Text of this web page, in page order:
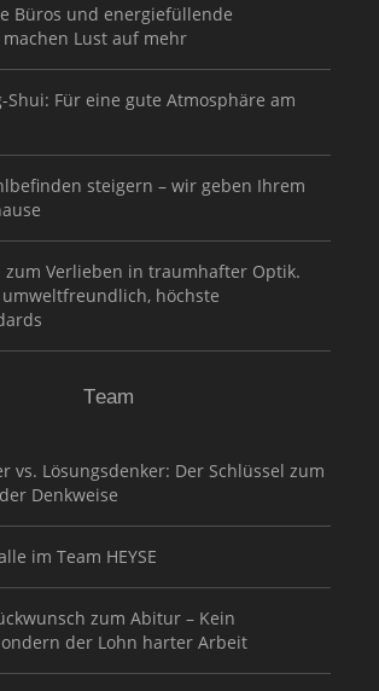
Büros und energiefüllende
Lust auf mehr
Shui: Für eine gute Atmosphäre am
steigern – wir geben Ihrem
zum Verlieben in traumhafter Optik.
höchste
Team
vs. Lösungsdenker: Der Schlüssel zum
Denkweise
im Team HEYSE
zum Abitur – Kein
der Lohn harter Arbeit